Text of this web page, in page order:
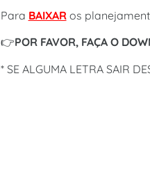
Para BAIXARos
👉POR FAVOR, FAÇA O
* SE ALGUMA LETRA SAIR